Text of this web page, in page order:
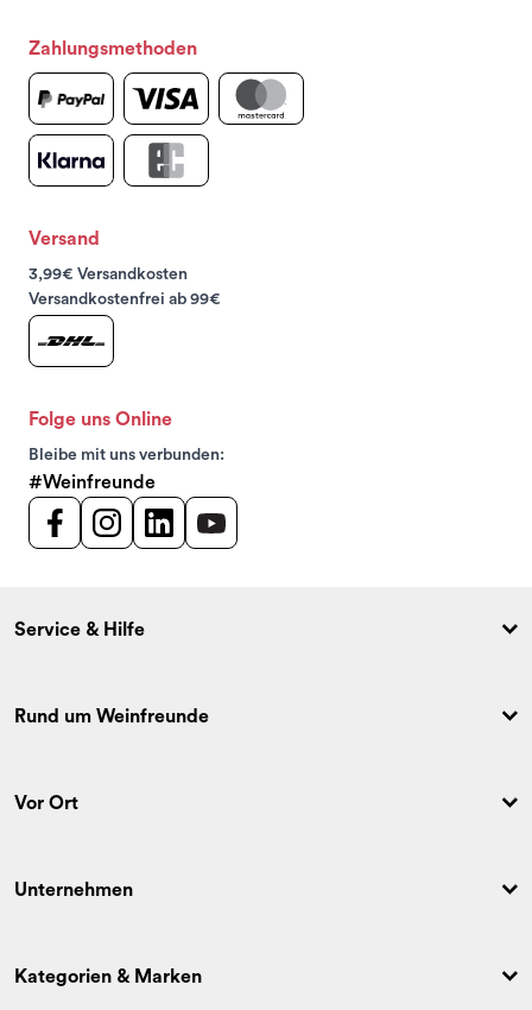
Zahlungsmethoden
Versand
3,99€ Versandkosten
Versandkostenfrei ab 99€
Folge uns Online
Bleibe mit uns verbunden:
#Weinfreunde
Service & Hilfe
Rund um Weinfreunde
Vor Ort
Unternehmen
Kategorien & Marken